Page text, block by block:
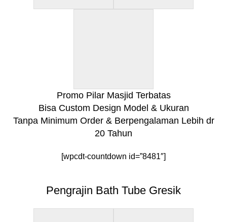
Promo Pilar Masjid Terbatas
Bisa Custom Design Model & Ukuran
Tanpa Minimum Order & Berpengalaman Lebih dr
20 Tahun
[wpcdt-countdown id=”8481″]
Pengrajin Bath Tube Gresik